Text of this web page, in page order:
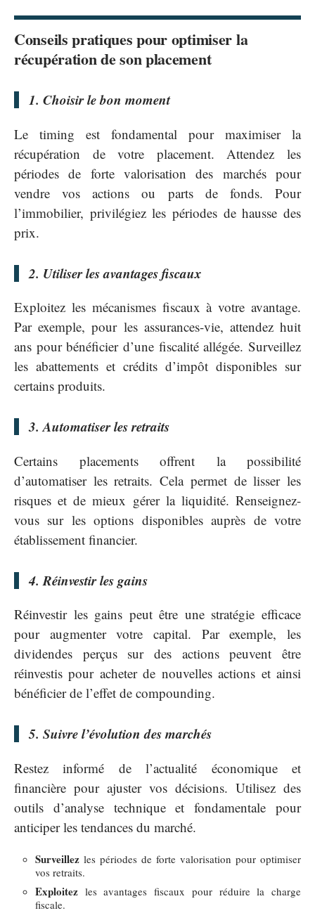
Conseils pratiques pour optimiser la
récupération de son placement
1. Choisir le bon moment
Le timing est fondamental pour maximiser la
récupération de votre placement. Attendez les
périodes de forte valorisation des marchés pour
vendre vos actions ou parts de fonds. Pour
l’immobilier, privilégiez les périodes de hausse des
prix.
2. Utiliser les avantages fiscaux
Exploitez les mécanismes fiscaux à votre avantage.
Par exemple, pour les assurances-vie, attendez huit
ans pour bénéficier d’une fiscalité allégée. Surveillez
les abattements et crédits d’impôt disponibles sur
certains produits.
3. Automatiser les retraits
Certains placements offrent la possibilité
d’automatiser les retraits. Cela permet de lisser les
risques et de mieux gérer la liquidité. Renseignez-
vous sur les options disponibles auprès de votre
établissement financier.
4. Réinvestir les gains
Réinvestir les gains peut être une stratégie efficace
pour augmenter votre capital. Par exemple, les
dividendes perçus sur des actions peuvent être
réinvestis pour acheter de nouvelles actions et ainsi
bénéficier de l’effet de compounding.
5. Suivre l’évolution des marchés
Restez informé de l’actualité économique et
financière pour ajuster vos décisions. Utilisez des
outils d’analyse technique et fondamentale pour
anticiper les tendances du marché.
Surveillez les périodes de forte valorisation pour optimiser
vos retraits.
Exploitez les avantages fiscaux pour réduire la charge
fiscale.